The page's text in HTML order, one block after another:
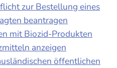
zur Bestellung eines
beantragen
mit Biozid-Produkten
anzeigen
öffentlichen